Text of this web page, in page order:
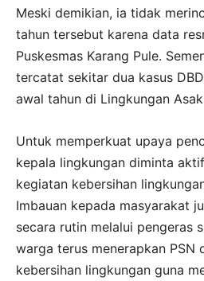
Meski demikian, ia tidak
tahun tersebut karena data
Puskesmas Karang Pule.
tercatat sekitar dua kasus
awal tahun di Lingkungan
Untuk memperkuat upaya
kepala lingkungan diminta
kegiatan kebersihan
Imbauan kepada masyarakat
secara rutin melalui pengeras
warga terus menerapkan PSN
kebersihan lingkungan guna